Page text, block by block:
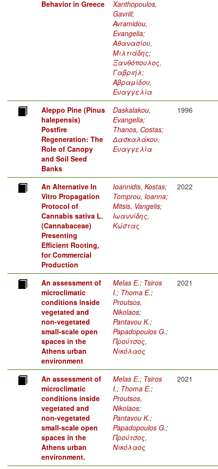
Behavior in Greece
Xanthopoulos,
Gavriil;
Avramidou,
Evangelia;
Αθανασίου,
Μιλτιάδης;
Ξανθόπουλος,
Γαβριήλ;
Αβραμίδου,
Ευαγγελία
Aleppo Pine (Pinus
halepensis)
Postfire
Regeneration: The
Role of Canopy
and Soil Seed
Banks
Daskalakou,
Evangelia;
Thanos, Costas;
Δασκαλάκου,
Ευαγγελία
1996
An Alternative In
Vitro Propagation
Protocol of
Cannabis sativa L.
(Cannabaceae)
Presenting
Efficient Rooting,
for Commercial
Production
Ioannidis, Kostas;
Tomprou, Ioanna;
Mitsis, Vangelis;
Ιωαννίδης,
Κώστας
2022
An assessment of
microclimatic
conditions inside
vegetated and
non-vegetated
small-scale open
spaces in the
Athens urban
environment
Melas E.; Tsiros
I.; Thoma E.;
Proutsos,
Nikolaos;
Pantavou K.;
Papadopoulos G.;
Προύτσος,
Νικόλαος
2021
An assessment of
microclimatic
conditions inside
vegetated and
non-vegetated
small-scale open
spaces in the
Athens urban
environment.
Melas E.; Tsiros
I.; Thoma E.;
Proutsos,
Nikolaos;
Pantavou K.;
Papadopoulos G.;
Προύτσος,
Νικόλαος
2021